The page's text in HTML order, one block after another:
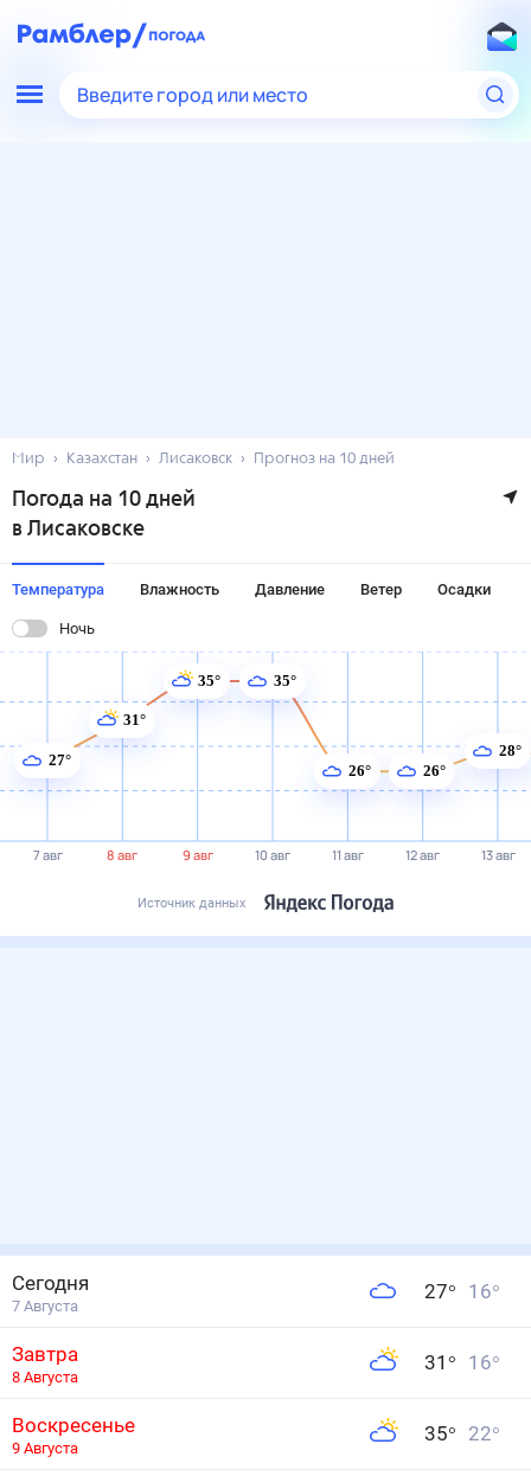
Введите город или место
Мир Казахстан Лисаковск Прогноз на 10 дней
Погода на 10 дней
в Лисаковске
Температура Влажность Давление Ветер Осадки
Ночь
7 авг 8 авг 9 авг 10 авг 11 авг 12 авг 13 авг
27°
31°
35° 35°
26° 26°
28°
Источник данных
Сегодня
7 Августа
27° 16°
Завтра
8 Августа
31 ° 16°
Воскресенье
9 Августа
35° 22°